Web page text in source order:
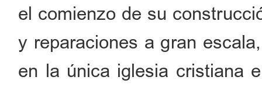
el comienzo de su
y reparaciones a gran
en la única iglesia cristiana